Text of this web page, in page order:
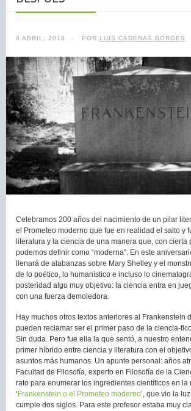
8 ABRIL, 2018 / POR LUIS CADENAS BORGES
Celebramos 200 años del nacimiento de un pilar
el Prometeo moderno que fue en realidad el salto y
literatura y la ciencia de una manera que, con cierta
podemos definir como “moderna”. En este
llenará de alabanzas sobre Mary Shelley y el
de lo poético, lo humanístico e incluso lo
posteridad algo muy objetivo: la ciencia entra en
con una fuerza demoledora.
Hay muchos otros textos anteriores al Frankenstein
pueden reclamar ser el primer paso de la ciencia-
Sin duda. Pero fue ella la que sentó, a nuestro
primer híbrido entre ciencia y literatura con el
asuntos más humanos. Un apunte personal: años
Facultad de Filosofía, experto en Filosofía de la
rato para enumerar los ingredientes científicos en la
‘ Frankenstein o el Prometeo moderno’, que vio la
cumple dos siglos. Para este profesor estaba muy